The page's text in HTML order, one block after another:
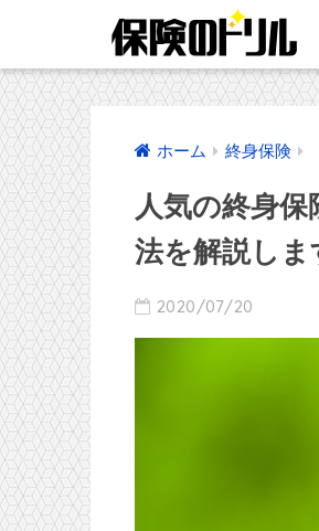
ホーム 終身保険
人気の終身
法を解説しま
2020/07/20